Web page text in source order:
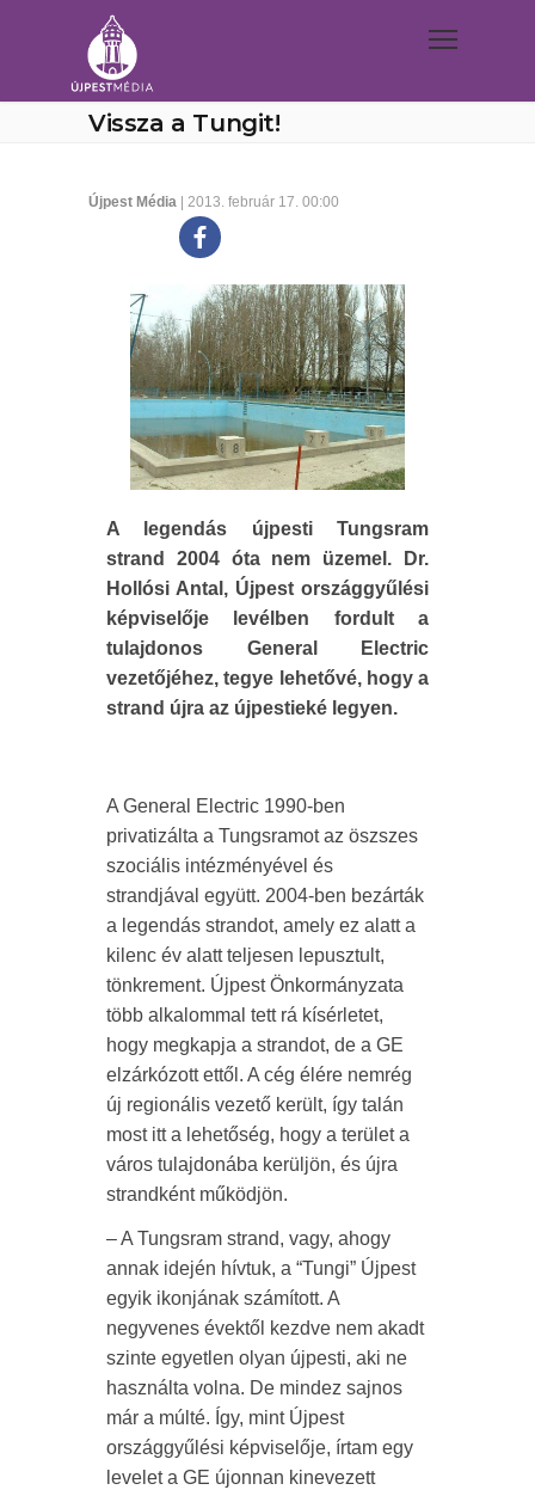
Vissza a Tungit!
Újpest Média | 2013. február 17. 00:00
A legendás újpesti Tungsram
strand 2004 óta nem üzemel. Dr.
Hollósi Antal, Újpest országgyűlési
képviselője levélben fordult a
tulajdonos General Electric
vezetőjéhez, tegye lehetővé, hogy a
strand újra az újpestieké legyen.
A General Electric 1990-ben
privatizálta a Tungsramot az öszszes
szociális intézményével és
strandjával együtt. 2004-ben bezárták
a legendás strandot, amely ez alatt a
kilenc év alatt teljesen lepusztult,
tönkrement. Újpest Önkormányzata
több alkalommal tett rá kísérletet,
hogy megkapja a strandot, de a GE
elzárkózott ettől. A cég élére nemrég
új regionális vezető került, így talán
most itt a lehetőség, hogy a terület a
város tulajdonába kerüljön, és újra
strandként működjön.
– A Tungsram strand, vagy, ahogy
annak idején hívtuk, a “Tungi” Újpest
egyik ikonjának számított. A
negyvenes évektől kezdve nem akadt
szinte egyetlen olyan újpesti, aki ne
használta volna. De mindez sajnos
már a múlté. Így, mint Újpest
országgyűlési képviselője, írtam egy
levelet a GE újonnan kinevezett